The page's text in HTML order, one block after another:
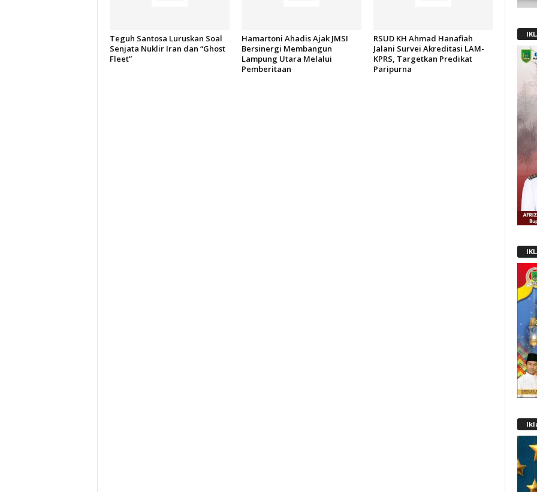
Teguh Santosa Luruskan Soal
Senjata Nuklir Iran dan “Ghost
Fleet”
Hamartoni Ahadis Ajak JMSI
Bersinergi Membangun
Lampung Utara Melalui
Pemberitaan
RSUD KH Ahmad Hanafiah
Jalani Survei Akreditasi LAM-
KPRS, Targetkan Predikat
Paripurna